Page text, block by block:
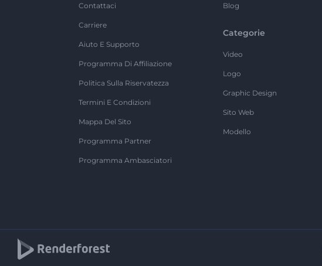
Contattaci
Carriere
Aiuto E Supporto
Programma Di Affiliazione
Politica Sulla Riservatezza
Termini E Condizioni
Mappa Del Sito
Programma Partner
Programma Ambasciatori
Blog
Categorie
Video
Logo
Graphic Design
Sito Web
Modello